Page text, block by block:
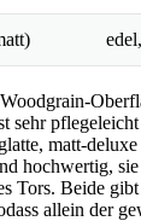
sehr
matt-
hochwertig,
Tors. Beide gibt
allein der